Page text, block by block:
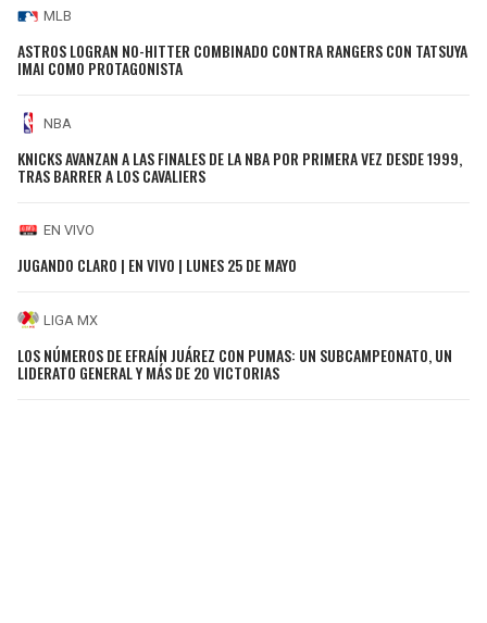
MLB
ASTROS LOGRAN NO-HITTER COMBINADO CONTRA RANGERS CON TATSUYA
IMAI COMO PROTAGONISTA
NBA
KNICKS AVANZAN A LAS FINALES DE LA NBA POR PRIMERA VEZ DESDE 1999,
TRAS BARRER A LOS CAVALIERS
EN VIVO
JUGANDO CLARO | EN VIVO | LUNES 25 DE MAYO
LIGA MX
LOS NÚMEROS DE EFRAÍN JUÁREZ CON PUMAS: UN SUBCAMPEONATO, UN
LIDERATO GENERAL Y MÁS DE 20 VICTORIAS